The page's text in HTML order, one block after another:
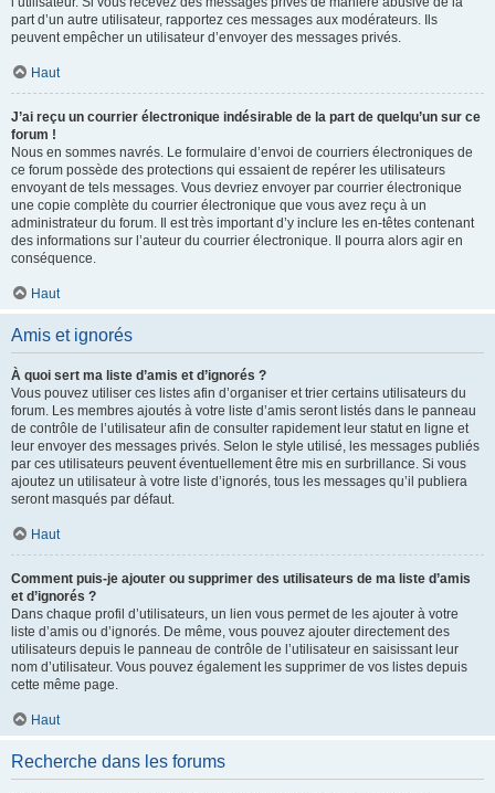
part d’un autre utilisateur, rapportez ces messages aux modérateurs. Ils
peuvent empêcher un utilisateur d’envoyer des messages privés.
Haut
J’ai reçu un courrier électronique indésirable de la part de quelqu’un sur ce
forum !
Nous en sommes navrés. Le formulaire d’envoi de courriers électroniques de
ce forum possède des protections qui essaient de repérer les utilisateurs
envoyant de tels messages. Vous devriez envoyer par courrier électronique
une copie complète du courrier électronique que vous avez reçu à un
administrateur du forum. Il est très important d’y inclure les en-têtes contenant
des informations sur l’auteur du courrier électronique. Il pourra alors agir en
conséquence.
Haut
Amis et ignorés
À quoi sert ma liste d’amis et d’ignorés ?
Vous pouvez utiliser ces listes afin d’organiser et trier certains utilisateurs du
forum. Les membres ajoutés à votre liste d’amis seront listés dans le panneau
de contrôle de l’utilisateur afin de consulter rapidement leur statut en ligne et
leur envoyer des messages privés. Selon le style utilisé, les messages publiés
par ces utilisateurs peuvent éventuellement être mis en surbrillance. Si vous
ajoutez un utilisateur à votre liste d’ignorés, tous les messages qu’il publiera
seront masqués par défaut.
Haut
Comment puis-je ajouter ou supprimer des utilisateurs de ma liste d’amis
et d’ignorés ?
Dans chaque profil d’utilisateurs, un lien vous permet de les ajouter à votre
liste d’amis ou d’ignorés. De même, vous pouvez ajouter directement des
utilisateurs depuis le panneau de contrôle de l’utilisateur en saisissant leur
nom d’utilisateur. Vous pouvez également les supprimer de vos listes depuis
cette même page.
Haut
Recherche dans les forums